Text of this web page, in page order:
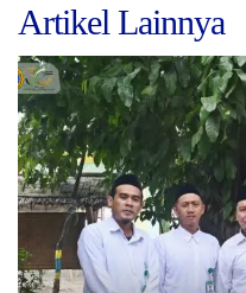
Artikel Lainnya